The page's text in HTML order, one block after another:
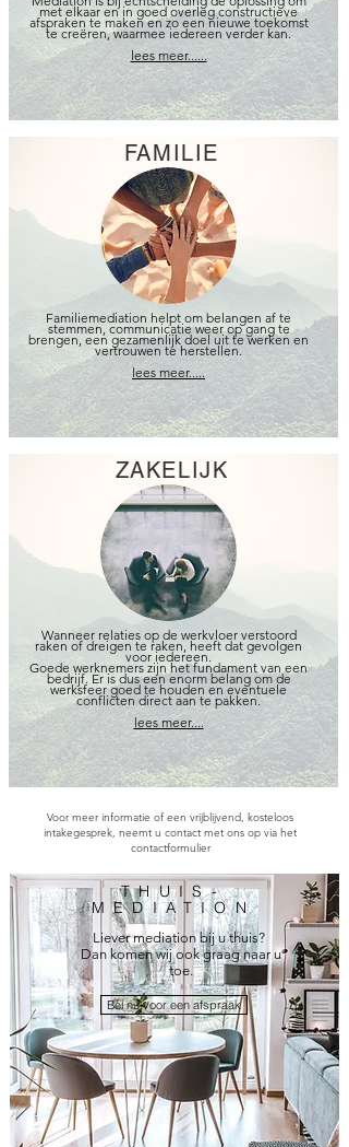
met elkaar en in goed overleg constructieve
afspraken te maken en zo een nieuwe toekomst
te creëren, waarmee iedereen verder kan.
lees meer......
FAMILIE
Familiemediation helpt om belangen af te
stemmen, communicatie weer op gang te
brengen, een gezamenlijk doel uit te werken en
vertrouwen te herstellen.
lees meer.....
ZAKELIJK
Wanneer relaties op de werkvloer verstoord
raken of dreigen te raken, heeft dat gevolgen
voor iedereen.
Goede werknemers zijn het fundament van een
bedrijf. Er is dus een enorm belang om de
werksfeer goed te houden en eventuele
conflicten direct aan te pakken.
lees meer....
Voor meer informatie of een vrijblijvend, kosteloos
intakegesprek, neemt u contact met ons op via het
contactformulier
THUIS-
MEDIATION
Liever mediation bij u thuis?
Dan komen wij ook graag naar u
toe.
Bel nu voor een afspraak